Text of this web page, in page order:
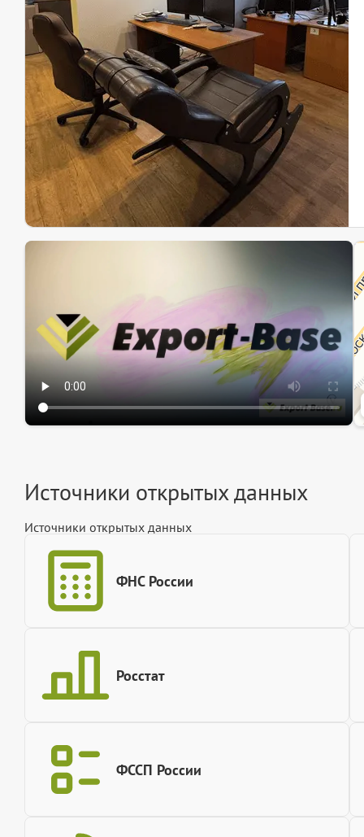
Источники открытых данных
Источники открытых данных
ФНС России
Росстат
ФССП России